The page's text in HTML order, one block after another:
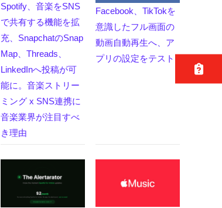
Spotify、音楽をSNS
で共有する機能を拡
充、SnapchatのSnap
Map、Threads、
LinkedInへ投稿が可
能に。音楽ストリー
ミング x SNS連携に
音楽業界が注目すべ
き理由
Facebook、TikTokを
意識したフル画面の
動画自動再生へ、ア
プリの設定をテスト